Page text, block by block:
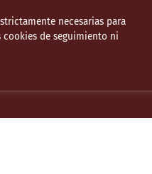
necesarias para
de seguimiento ni